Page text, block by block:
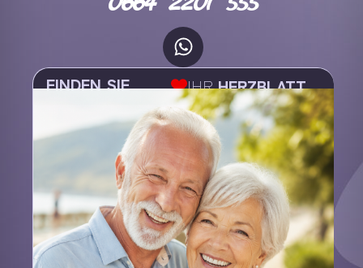
FINDEN SIE IHRHERZBLATT